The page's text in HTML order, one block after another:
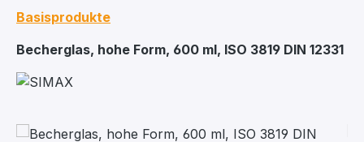
Basisprodukte
Becherglas, hohe Form, 600 ml, ISO 3819 DIN 12331
Bildergalerie überspringen